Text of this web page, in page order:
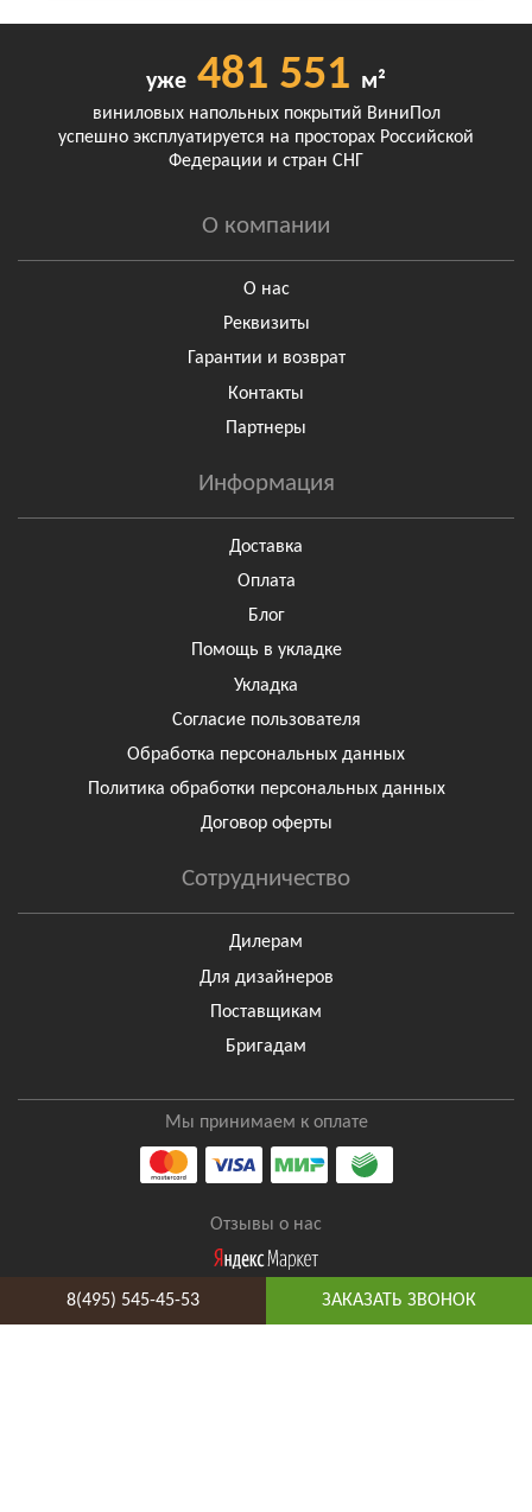
уже 481 551 м²
виниловых напольных покрытий ВиниПол
успешно эксплуатируется на просторах Российской
Федерации и стран СНГ
О компании
О нас
Реквизиты
Гарантии и возврат
Контакты
Партнеры
Информация
Доставка
Оплата
Блог
Помощь в укладке
Укладка
Согласие пользователя
Обработка персональных данных
Политика обработки персональных данных
Договор оферты
Сотрудничество
Дилерам
Для дизайнеров
Поставщикам
Бригадам
Мы принимаем к оплате
Отзывы о нас
8(495) 545-45-53 ЗАКАЗАТЬ ЗВОНОК